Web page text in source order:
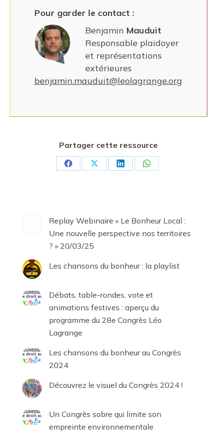
Pour garder le contact :
Benjamin Mauduit
Responsable plaidoyer
et représentations
extérieures
benjamin.mauduit@leolagrange.org
Partager cette ressource
PartagerPartagerPartagerPartager
Replay Webinaire « Le Bonheur Local :
Une nouvelle perspective nos territoires
? » 20/03/25
Les chansons du bonheur : la playlist
Débats, table-rondes, vote et
animations festives : aperçu du
programme du 28e Congrès Léo
Lagrange
Les chansons du bonheur au Congrès
2024
Découvrez le visuel du Congrès 2024 !
Un Congrès sobre qui limite son
empreinte environnementale